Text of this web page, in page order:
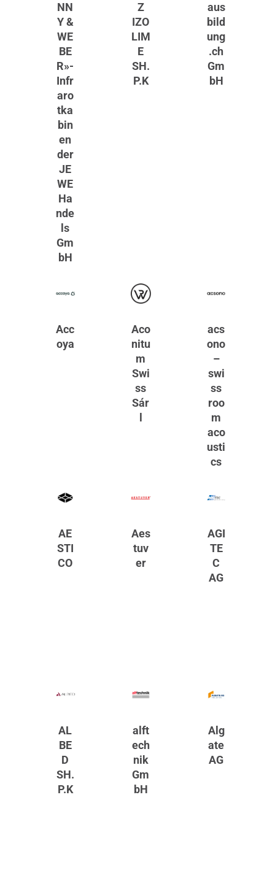
NN
Y &
WE
BE
R»-
Infr
aro
tka
bin
en
der
JE
WE
Ha
nde
ls
Gm
bH
Z
IZO
LIM
E
SH.
P.K
aus
bild
ung
.ch
Gm
bH
Acc
oya
Aco
nitu
m
Swi
ss
Sár
acs
ono
–
swi
ss
roo
m
aco
usti
cs
AE
STI
CO
Aes
tuv
er
AGI
TE
C
AG
AL
BE
D
SH.
P.K
alft
ech
nik
Gm
bH
Alg
ate
AG